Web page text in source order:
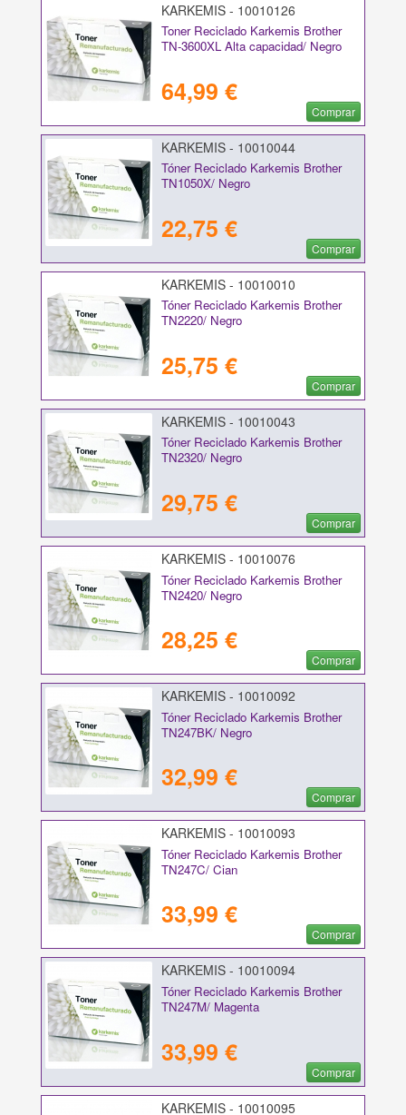
KARKEMIS - 10010126
Toner Reciclado Karkemis Brother
TN-3600XL Alta capacidad/ Negro
64,99 €
Comprar
KARKEMIS - 10010044
Tóner Reciclado Karkemis Brother
TN1050X/ Negro
22,75 €
Comprar
KARKEMIS - 10010010
Tóner Reciclado Karkemis Brother
TN2220/ Negro
25,75 €
Comprar
KARKEMIS - 10010043
Tóner Reciclado Karkemis Brother
TN2320/ Negro
29,75 €
Comprar
KARKEMIS - 10010076
Tóner Reciclado Karkemis Brother
TN2420/ Negro
28,25 €
Comprar
KARKEMIS - 10010092
Tóner Reciclado Karkemis Brother
TN247BK/ Negro
32,99 €
Comprar
KARKEMIS - 10010093
Tóner Reciclado Karkemis Brother
TN247C/ Cian
33,99 €
Comprar
KARKEMIS - 10010094
Tóner Reciclado Karkemis Brother
TN247M/ Magenta
33,99 €
Comprar
KARKEMIS - 10010095